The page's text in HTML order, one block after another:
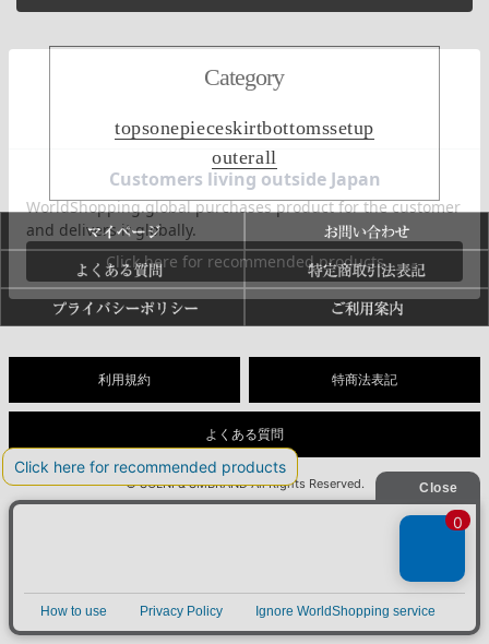
Category
topsonepieceskirtbottomssetup
outerall
利用規約 特商法表記
よくある質問
© SOLNI & SMBRAND All Rights Reserved.